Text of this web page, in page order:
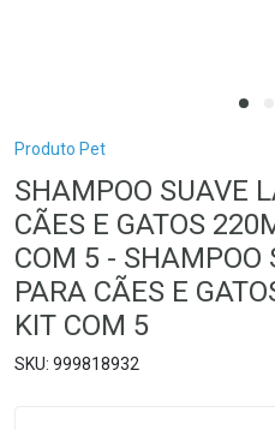
Breadcrumb
Produto Pet
SHAMPOO SUAVE
CÃES E GATOS
COM 5 - SHAMPOO
PARA CÃES E
KIT COM 5
999818932